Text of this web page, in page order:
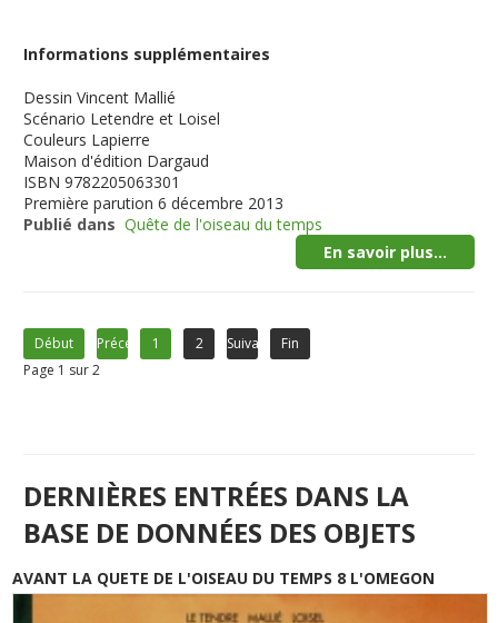
Informations supplémentaires
Dessin Vincent Mallié
Scénario Letendre et Loisel
Couleurs Lapierre
Maison d'édition Dargaud
ISBN 9782205063301
Première parution 6 décembre 2013
Publié dans Quête de l'oiseau du temps
En savoir plus...
Début Précédent1 2 Suivant
Fin
Page 1 sur 2
DERNIÈRES ENTRÉES DANS LA
BASE DE DONNÉES DES OBJETS
AVANT LA QUETE DE L'OISEAU DU TEMPS 8 L'OMEGON